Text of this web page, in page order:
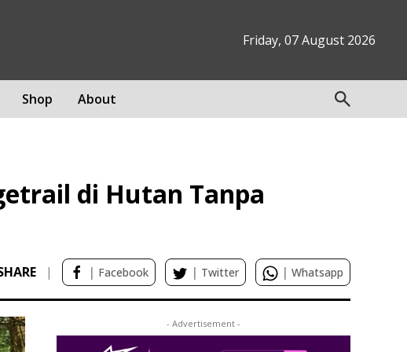
Friday, 07 August 2026
Shop About
di Hutan Tanpa
| | Facebook | Twitter | Whatsapp
- Advertisement -